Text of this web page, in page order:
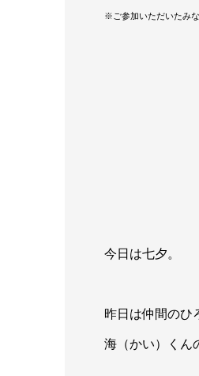
※ご参加いただいたみ
今日は七夕。
昨日は仲間のひ
海（かい）くん